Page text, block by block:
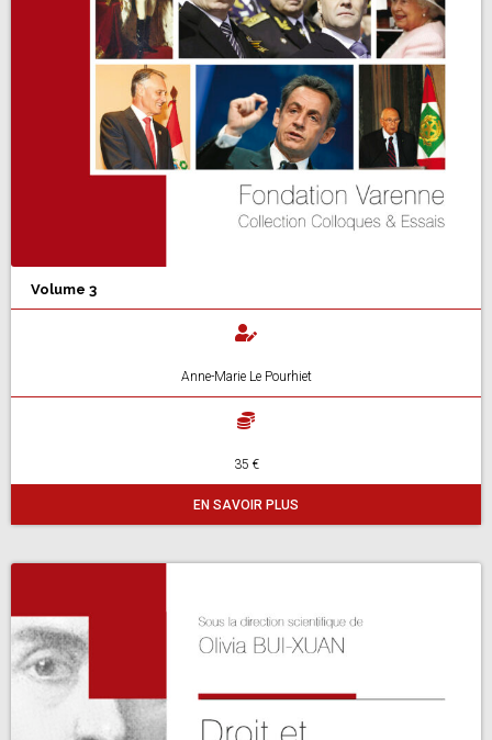
Volume 3
Anne-Marie Le Pourhiet
35 €
EN SAVOIR PLUS